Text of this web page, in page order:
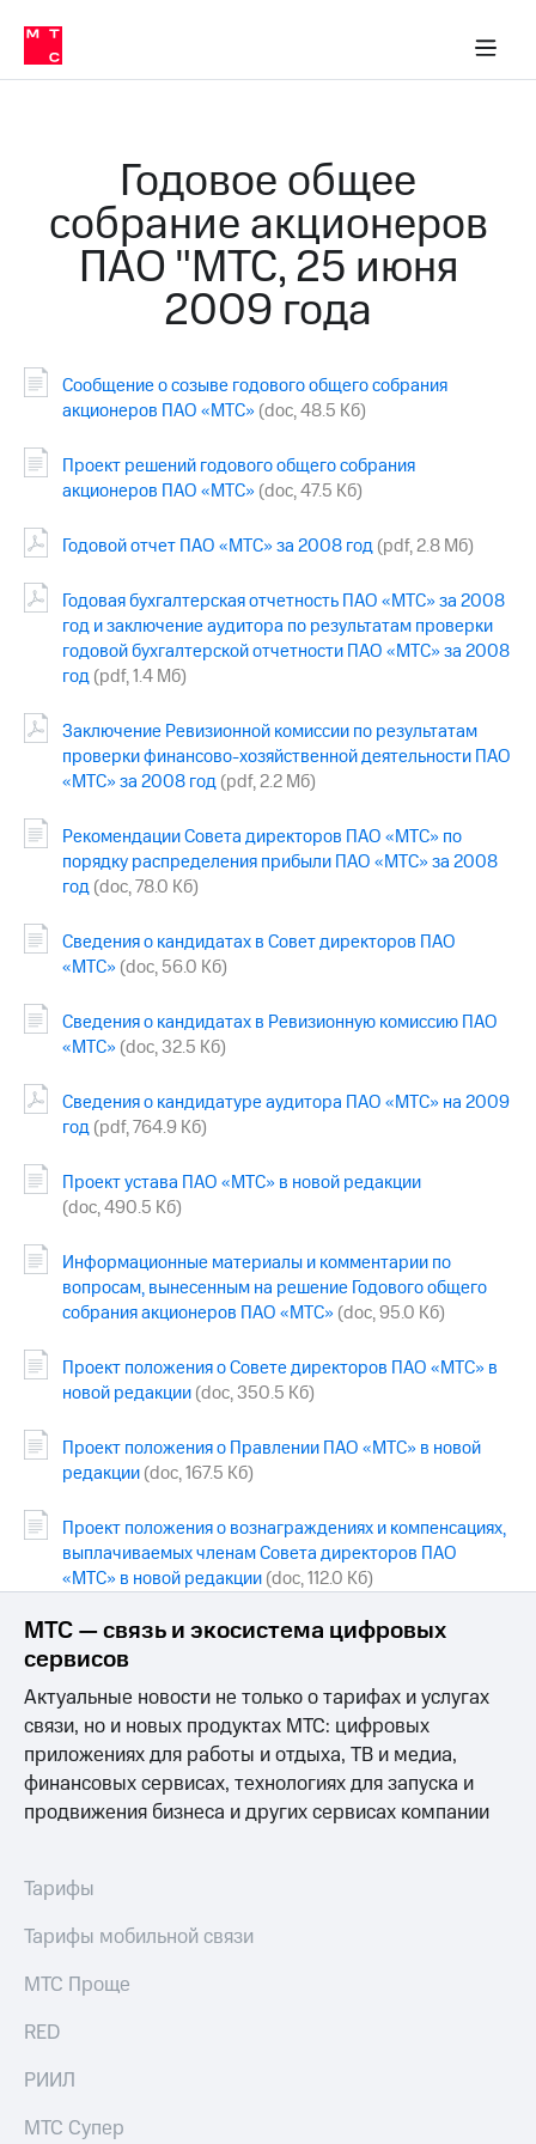
Медиа-центр
и акционерам
Устойчивое развитие
Комплаенс и деловая этика
компании
Карьера
в МТС
История
компании
Руководство
региона
информация
Медиа-центр
Пресс-
о технологиях
Достижения
Интервью
Финансовая
отчетность
Новости
в
регионе
и акционерам
Корпоративное
Корпоративный
секретарь
информации
Информация
акционерам
ПАО
"МТС"
акционеров
Личный
кабинет
акционера
капитал
Контроль
аудит
Рынок
акций
Описание
Программа
приобретения
Порядок
выкупа
акций
Дивиденды
Рынок
Описание
Еврооблигации-2023
Уведомление
о
Реквизиты
развитие
На главную
в МТС
Пресс-
релизы
МТС
о технологиях
Годовое общее
собрание акционеров
ПАО "МТС, 25 июня
2009 года
Сообщение о созыве годового общего собрания
акционеров ПАО «МТС» (doc, 48.5 Кб)
Проект решений годового общего собрания
акционеров ПАО «МТС» (doc, 47.5 Кб)
Годовой отчет ПАО «МТС» за 2008 год(pdf, 2.8 Мб)
Годовая бухгалтерская отчетность ПАО «МТС» за 2008
год и заключение аудитора по результатам проверки
годовой бухгалтерской отчетности ПАО «МТС» за 2008
год(pdf, 1.4 Мб)
Заключение Ревизионной комиссии по результатам
проверки финансово-хозяйственной деятельности ПАО
«МТС» за 2008 год(pdf, 2.2 Мб)
Рекомендации Совета директоров ПАО «МТС» по
порядку распределения прибыли ПАО «МТС» за 2008
год(doc, 78.0 Кб)
Сведения о кандидатах в Совет директоров ПАО
«МТС» (doc, 56.0 Кб)
Сведения о кандидатах в Ревизионную комиссию ПАО
«МТС» (doc, 32.5 Кб)
Сведения о кандидатуре аудитора ПАО «МТС» на 2009
год(pdf, 764.9 Кб)
Проект устава ПАО «МТС» в новой редакции
(doc, 490.5 Кб)
Информационные материалы и комментарии по
вопросам, вынесенным на решение Годового общего
собрания акционеров ПАО «МТС» (doc, 95.0 Кб)
Проект положения о Совете директоров ПАО «МТС» в
новой редакции(doc, 350.5 Кб)
Проект положения о Правлении ПАО «МТС» в новой
редакции(doc, 167.5 Кб)
Проект положения о вознаграждениях и компенсациях,
выплачиваемых членам Совета директоров ПАО
«МТС» в новой редакции(doc, 112.0 Кб)
МТС — связь и экосистема цифровых
сервисов
Актуальные новости не только о тарифах и услугах
связи, но и новых продуктах МТС: цифровых
приложениях для работы и отдыха, ТВ и медиа,
финансовых сервисах, технологиях для запуска и
продвижения бизнеса и других сервисах компании
Тарифы
Тарифы мобильной связи
МТС Проще
RED
РИИЛ
МТС Супер